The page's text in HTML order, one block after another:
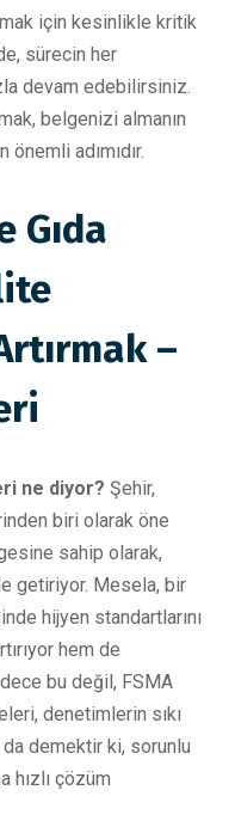
için kesinlikle kritik
sürecin her
devam edebilirsiniz.
belgenizi almanın
adımıdır.
Gıda
–
ne diyor? Şehir,
biri olarak öne
sahip olarak,
getiriyor. Mesela, bir
hijyen standartlarını
hem de
bu değil, FSMA
denetimlerin sıkı
da demektir ki, sorunlu
hızlı çözüm